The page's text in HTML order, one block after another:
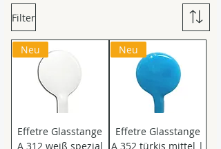
Filter
Neu
Effetre Glasstange
A 312 weiß spezial
Neu
Effetre Glasstange
A 352 türkis mittel |